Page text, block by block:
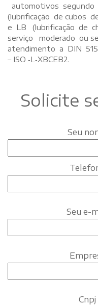
automotivos
(lubrificação de cubos
e LB (lubrificação de
serviço moderado ou
atendimento a DIN
– ISO ‐L‐XBCEB2.
Solicite
Seu
Seu e-